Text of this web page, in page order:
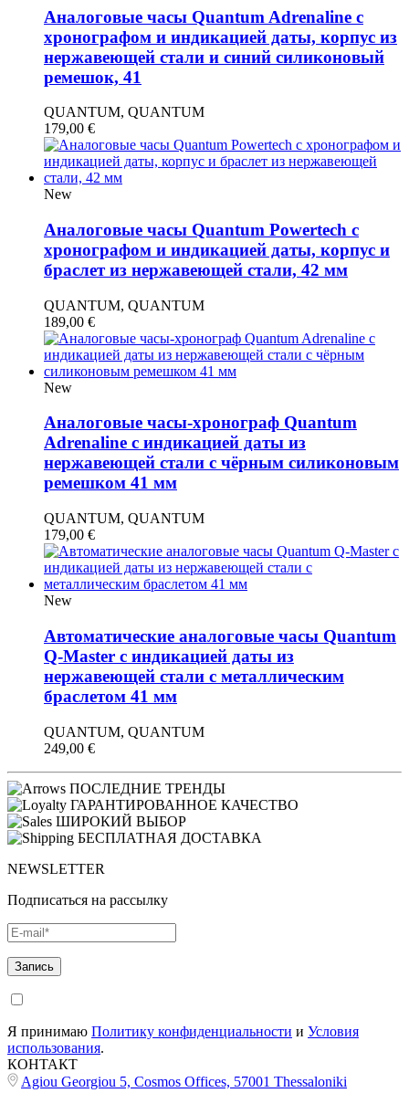
Аналоговые часы Quantum Adrenaline с
хронографом и индикацией даты, корпус из
нержавеющей стали и синий силиконовый
ремешок, 41
QUANTUM, QUANTUM
179,00 €
New
Аналоговые часы Quantum Powertech с
хронографом и индикацией даты, корпус и
браслет из нержавеющей стали, 42 мм
QUANTUM, QUANTUM
189,00 €
New
Аналоговые часы-хронограф Quantum
Adrenaline с индикацией даты из
нержавеющей стали с чёрным силиконовым
ремешком 41 мм
QUANTUM, QUANTUM
179,00 €
New
Автоматические аналоговые часы Quantum
Q-Master с индикацией даты из
нержавеющей стали с металлическим
браслетом 41 мм
QUANTUM, QUANTUM
249,00 €
ПОСЛЕДНИЕ ТРЕНДЫ
ГАРАНТИРОВАННОЕ КАЧЕСТВО
ШИРОКИЙ ВЫБОР
БЕСПЛАТНАЯ ДОСТАВКА
NEWSLETTER
Подписаться на рассылку
Я принимаю Политику конфиденциальности и Условия
использования.
КОНТАКТ
Agiou Georgiou 5, Cosmos Offices, 57001 Thessaloniki